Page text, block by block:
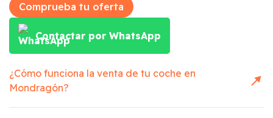
Comprueba tu oferta
Contactar por WhatsApp
¿Cómo funciona la venta de tu coche en
Mondragón?